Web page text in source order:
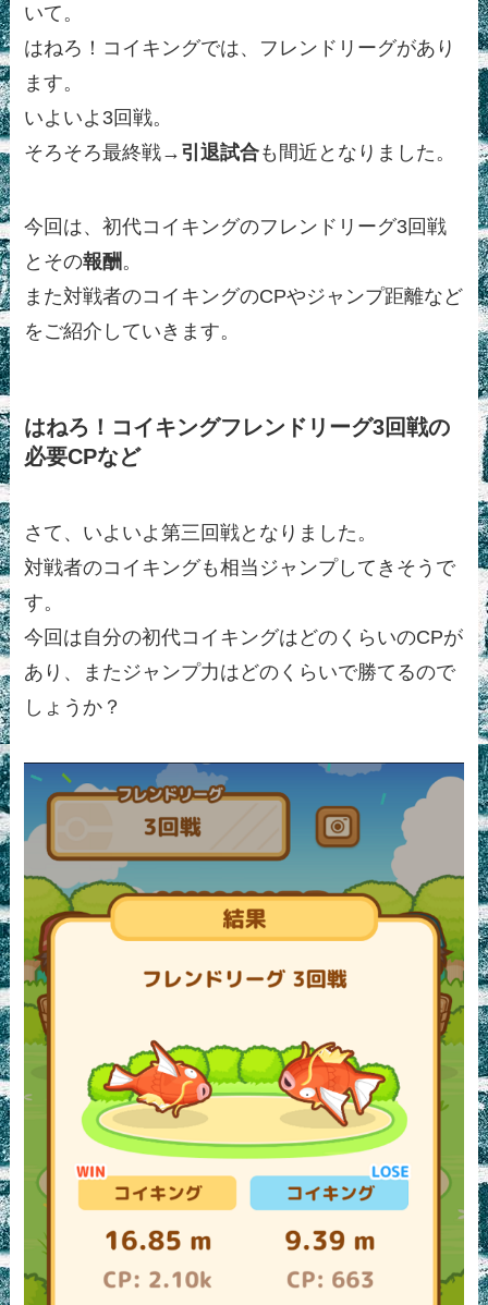
いて。
はねろ！コイキングでは、フレンドリーグがあり
ます。
いよいよ3回戦。
そろそろ最終戦→ 引退試合も間近となりました。
今回は、初代コイキングのフレンドリーグ3回戦
とその報酬。
また対戦者のコイキングのCPやジャンプ距離など
をご紹介していきます。
はねろ！コイキングフレンドリーグ3回戦の
必要CPなど
さて、いよいよ第三回戦となりました。
対戦者のコイキングも相当ジャンプしてきそうで
す。
今回は自分の初代コイキングはどのくらいのCPが
あり、またジャンプ力はどのくらいで勝てるので
しょうか？